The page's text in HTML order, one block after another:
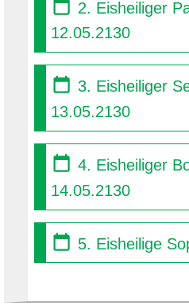
2. Eisheiliger
12.05.2130
3. Eisheiliger
13.05.2130
4. Eisheiliger
14.05.2130
5. Eisheilige